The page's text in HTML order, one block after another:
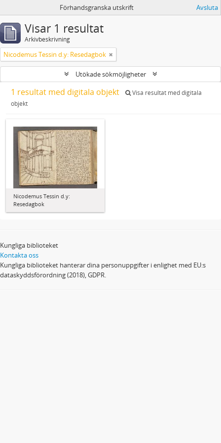
Förhandsgranska utskrift Avsluta
Visar 1 resultat
Arkivbeskrivning
Nicodemus Tessin d.y: Resedagbok
Utökade sökmöjligheter
1 resultat med digitala objekt
Visa resultat med digitala
objekt
Nicodemus Tessin d.y:
Resedagbok
Kungliga biblioteket
Kontakta oss
Kungliga biblioteket hanterar dina personuppgifter i enlighet med EU:s
dataskyddsförordning (2018), GDPR.